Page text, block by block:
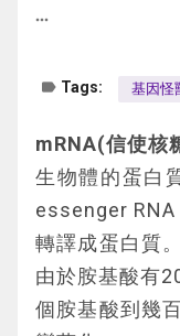
圖二、實際抗
檢測人的血液(
體)混合檢測液
每張得分標
聚合酶」、「
白)」與「棘
顆粒；若缺一
陷，科學上稱
的光頭、沒牙
工廠桌遊中，
魔獸）」、「
結構蛋白（膜
more_horiz
label Tags: 基因怪
mRNA(信使核
生物體的蛋白
essenger
轉譯成蛋白質
由於胺基酸有
個胺基酸到幾